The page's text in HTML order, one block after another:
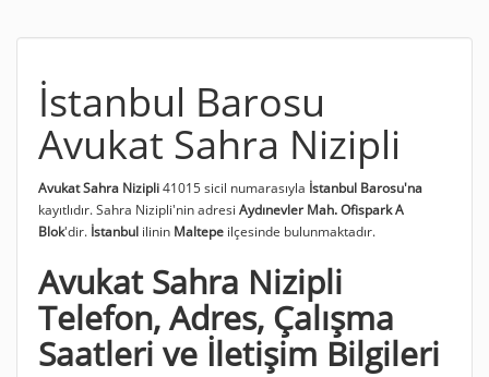
İstanbul Barosu
Avukat Sahra Nizipli
Avukat Sahra Nizipli41015 sicil numarasıyla İstanbul Barosu'na
kayıtlıdır. Sahra Nizipli'nin adresi Aydınevler Mah. Ofispark A
Blok'dir. İstanbul ilinin Maltepe ilçesinde bulunmaktadır.
Avukat Sahra Nizipli
Telefon, Adres, Çalışma
Saatleri ve İletişim Bilgileri